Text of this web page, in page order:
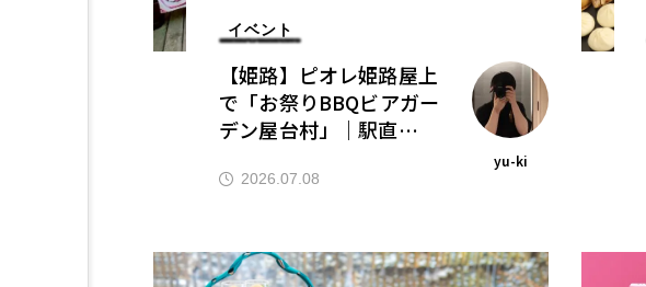
イベント
【姫路】ピオレ姫路屋上
で「お祭りBBQビアガー
デン屋台村」｜駅直
yu-ki
2026.07.08